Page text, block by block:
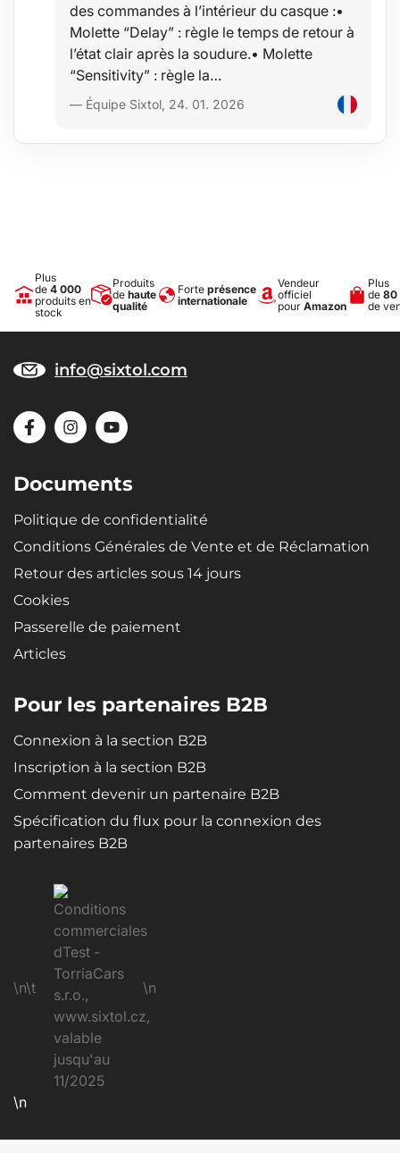
des commandes à l’intérieur du casque :•
Molette “Delay” : règle le temps de retour à
l’état clair après la soudure.• Molette
“Sensitivity” : règle la…
— Équipe Sixtol, 24. 01. 2026
Plus
de 4 000
produits en
stock
Produits
de haute
qualité
Forte présence
internationale
Vendeur
officiel
pour Amazon
Plus
de 80
de
info@sixtol.com
Documents
Politique de confidentialité
Conditions Générales de Vente et de Réclamation
Retour des articles sous 14 jours
Cookies
Passerelle de paiement
Articles
Pour les partenaires B2B
Connexion à la section B2B
Inscription à la section B2B
Comment devenir un partenaire B2B
Spécification du flux pour la connexion des
partenaires B2B
\n\t \n
\n